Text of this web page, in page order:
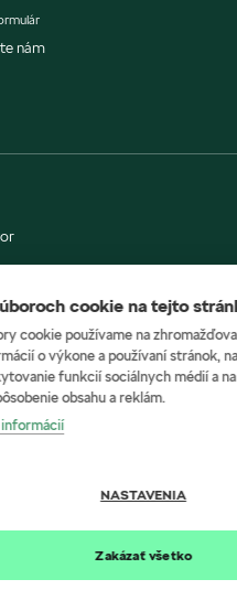
nám
do servisu
k odberu
údajov
cookie na tejto
cookie používame na
o výkone a používaní stránok,
funkcií sociálnych médií a
obsahu a reklám.
informácií
NASTAVENIA
Zakázať všetko